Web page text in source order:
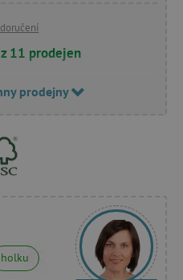
11 prodejen
prodejny
holku